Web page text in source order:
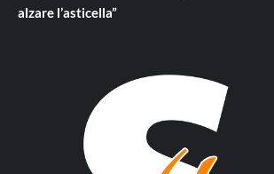
alzare l’asticella”